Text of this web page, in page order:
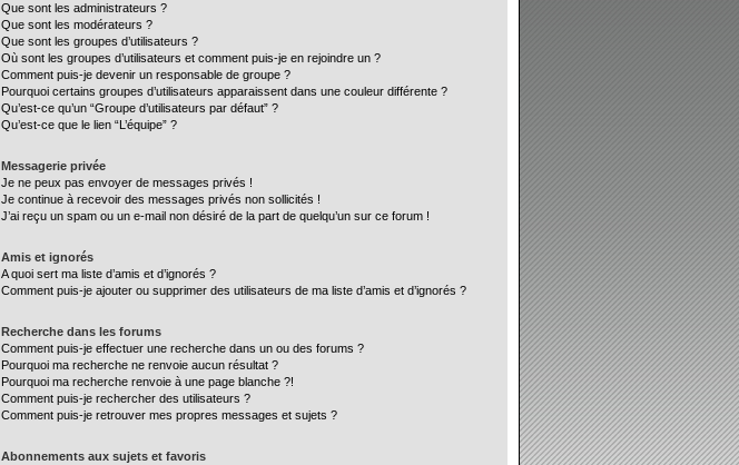
Que sont les administrateurs ?
Que sont les modérateurs ?
Que sont les groupes d’utilisateurs ?
Où sont les groupes d’utilisateurs et comment puis-je en rejoindre un ?
Comment puis-je devenir un responsable de groupe ?
Pourquoi certains groupes d’utilisateurs apparaissent dans une couleur différente ?
Qu’est-ce qu’un “Groupe d’utilisateurs par défaut” ?
Qu’est-ce que le lien “L’équipe” ?
Messagerie privée
Je ne peux pas envoyer de messages privés !
Je continue à recevoir des messages privés non sollicités !
J’ai reçu un spam ou un e-mail non désiré de la part de quelqu’un sur ce forum !
Amis et ignorés
A quoi sert ma liste d’amis et d’ignorés ?
Comment puis-je ajouter ou supprimer des utilisateurs de ma liste d’amis et d’ignorés ?
Recherche dans les forums
Comment puis-je effectuer une recherche dans un ou des forums ?
Pourquoi ma recherche ne renvoie aucun résultat ?
Pourquoi ma recherche renvoie à une page blanche ?!
Comment puis-je rechercher des utilisateurs ?
Comment puis-je retrouver mes propres messages et sujets ?
Abonnements aux sujets et favoris